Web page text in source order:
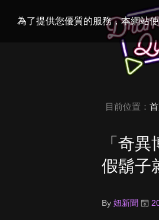
為了提供您優質的服務，本網站
目前位置：
「奇
假鬍子
By 妞新聞